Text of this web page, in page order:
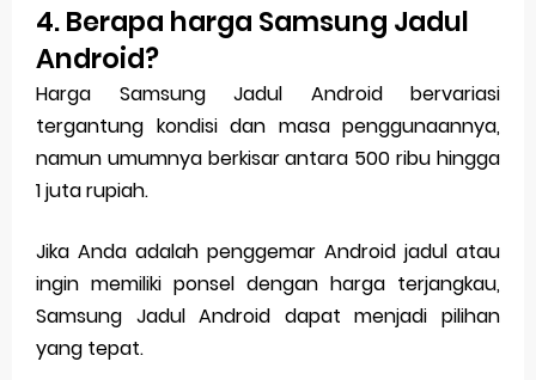
4. Berapa harga Samsung Jadul
Android?
Harga Samsung Jadul Android bervariasi
tergantung kondisi dan masa penggunaannya,
namun umumnya berkisar antara 500 ribu hingga
1 juta rupiah.
Jika Anda adalah penggemar Android jadul atau
ingin memiliki ponsel dengan harga terjangkau,
Samsung Jadul Android dapat menjadi pilihan
yang tepat.